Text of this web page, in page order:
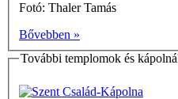
Fotó: Thaler Tamás
Bővebben »
További templomok és